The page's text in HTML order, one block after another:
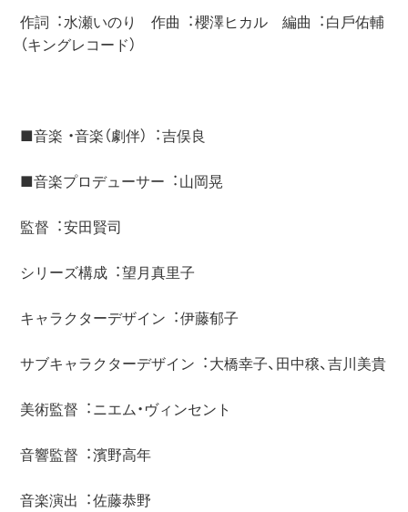
作詞︓⽔瀬いのり　作曲︓櫻澤ヒカル　編曲︓⽩⼾佑輔
（キングレコード）
■⾳楽 ・⾳楽（劇伴）︓吉俣良
■⾳楽プロデューサー︓⼭岡晃
監督︓安⽥賢司
シリーズ構成︓望⽉真⾥⼦
キャラクターデザイン︓伊藤郁⼦
サブキャラクターデザイン︓⼤橋幸⼦、⽥中穣、吉川美貴
美術監督︓ニエム・ヴィンセント
⾳響監督︓濱野⾼年
⾳楽演出︓佐藤恭野